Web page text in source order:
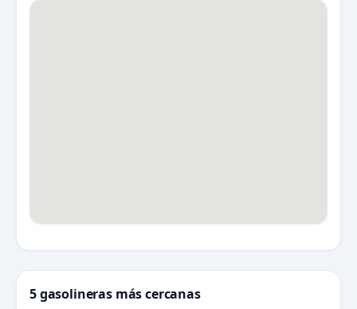
5 gasolineras más cercanas